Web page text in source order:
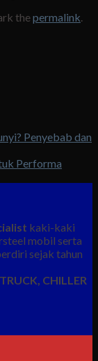
thepermalink
Penyebab dan
Performa
kaki-kaki
mobil serta
sejak tahun
CHILLER